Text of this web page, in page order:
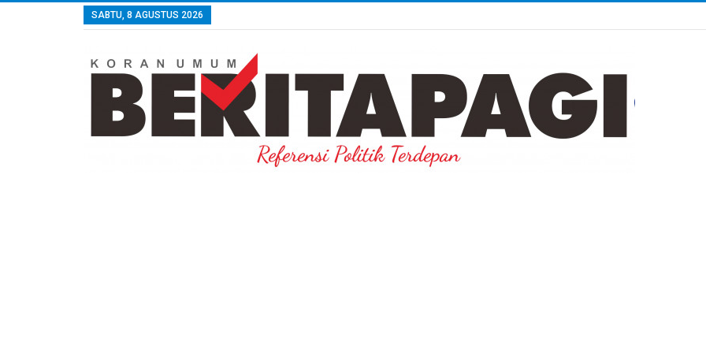
SABTU, 8 AGUSTUS 2026